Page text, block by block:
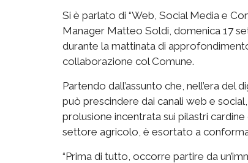
Si è parlato di “Web, Social Media e
Manager Matteo Soldi, domenica 17
durante la mattinata di
collaborazione col Comune.
Partendo dall’assunto che, nell’era
può prescindere dai canali web e
prolusione incentrata sui pilastri
settore agricolo, è esortato a
“Prima di tutto, occorre partire da